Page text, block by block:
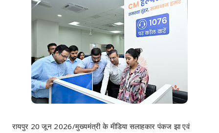
रायपुर 20 जून 2026/मुख्यमंत्री के मीडिया सलाहकार पंकज झा एवं